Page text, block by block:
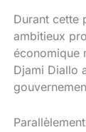
Durant cette
ambitieux
économique
Djami Diallo